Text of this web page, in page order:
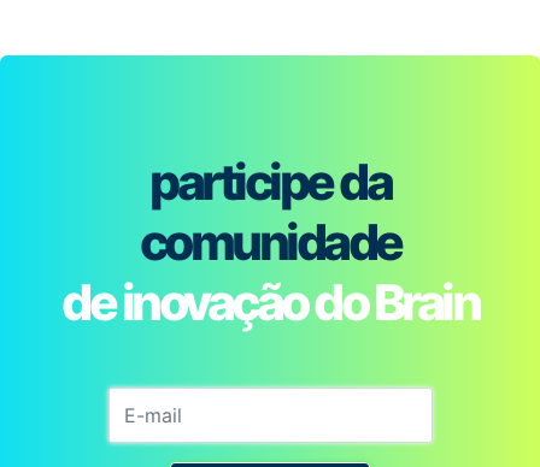
participe da
comunidade
de inovação do Brain